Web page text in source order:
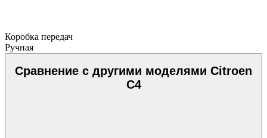
Коробка передач
Ручная
Сравнение с другими моделями Citroen
C4